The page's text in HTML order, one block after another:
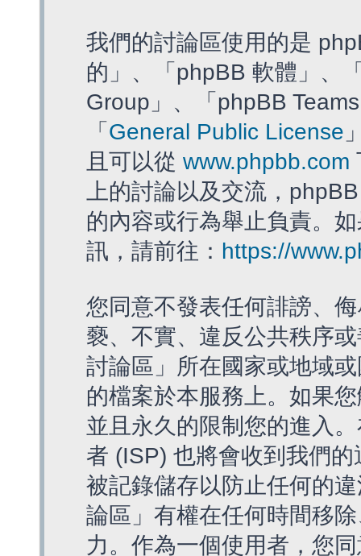
我們的討論區使用的是
的」、「phpBB 軟體」、
Group」、「phpBB
「 General Public License
且可以從 www.phpbb.com
上的討論以及交流，
的內容或行為舉止負責。
訊，請前往： https://
您同意不發表任何誹謗、
褻、不實、違反公共秩序
討論區」所在國家或地域
的檔案於本服務上。如果
並且永久的限制您的進入
者 (ISP) 也將會收到我們
被記錄儲存以防止任何的
論區」有權在任何時間移
力。作為一個使用者，您